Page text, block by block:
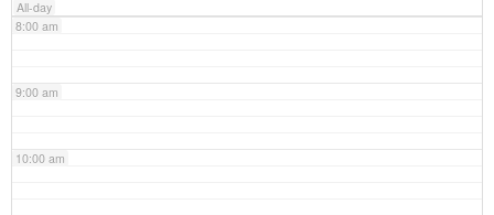
All-day
8:00 am
9:00 am
10:00 am